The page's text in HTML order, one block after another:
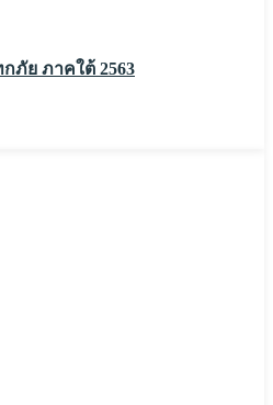
ภัย ภาคใต้ 2563